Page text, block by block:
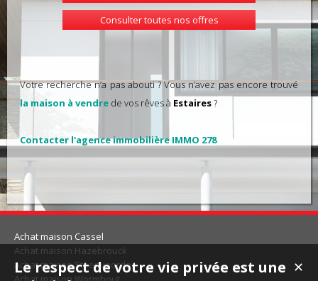
Consulter toutes nos offres
Votre recherche n’a pas abouti ? Vous n’avez pas encore trouvé
la maison à vendre de vos rêves à Estaires?
Contacter l'agence immobilière IMMO 278
Achat maison Cassel
Achat maison Hazebrouck
Achat maison Steenvoorde
✕
Le respect de votre vie privée est une